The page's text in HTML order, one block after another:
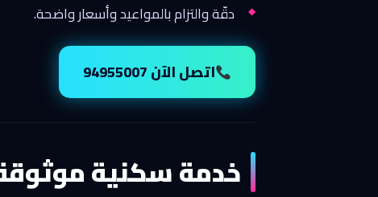
دقّة والتزام بالمواعيد وأسعار واضحة.
اتصل الآن 94955007
خدمة سكنية